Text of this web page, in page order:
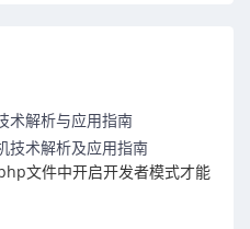
术解析与应用指南
技术解析及应用指南
文件中开启开发者模式才能